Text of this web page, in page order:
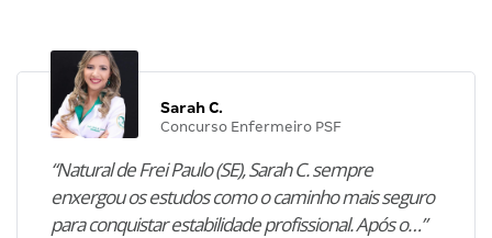
Sarah C.
Concurso Enfermeiro PSF
“Natural de Frei Paulo (SE), Sarah C. sempre
enxergou os estudos como o caminho mais seguro
para conquistar estabilidade profissional. Após o…”